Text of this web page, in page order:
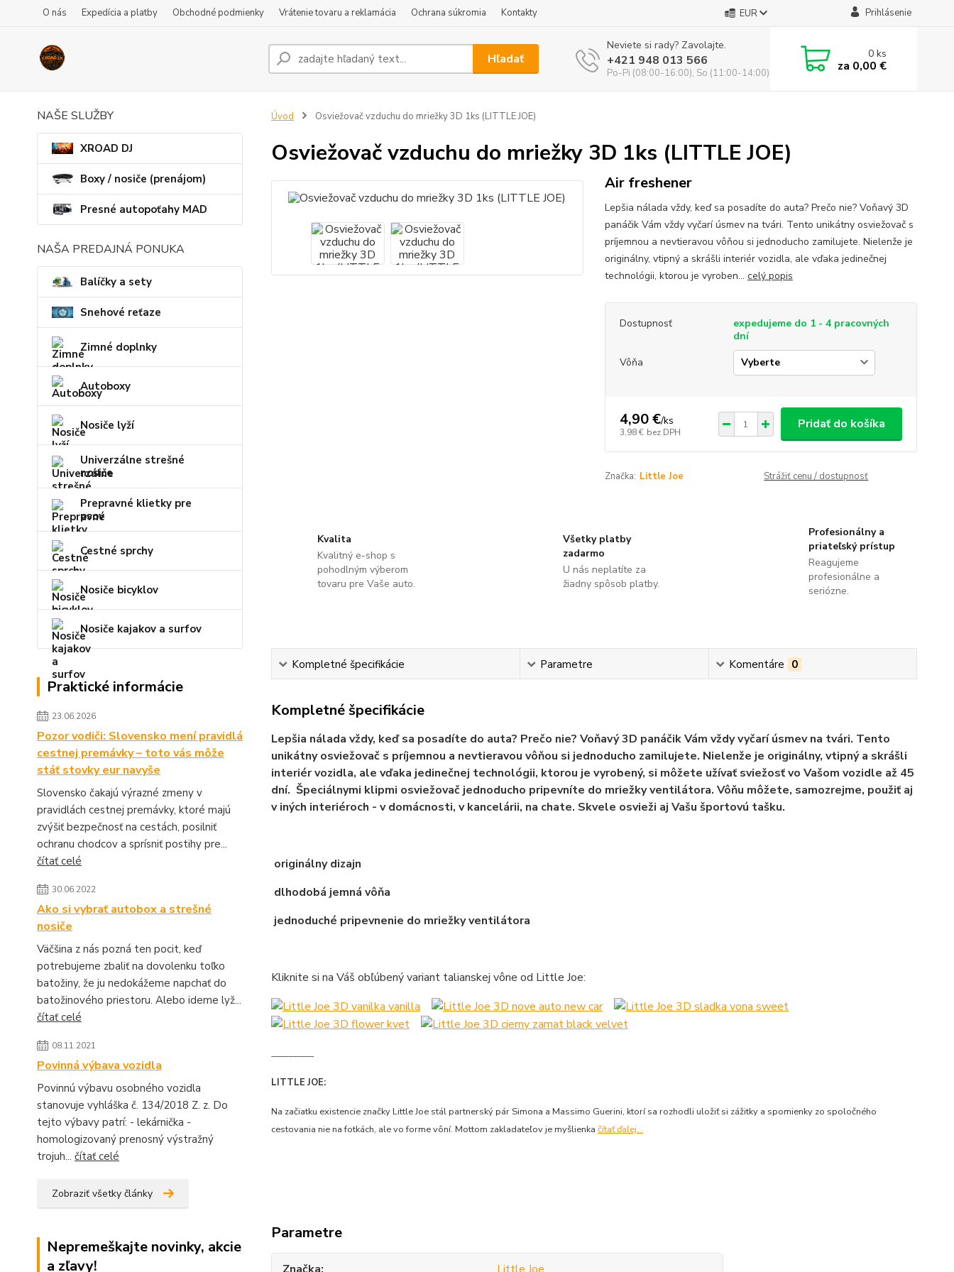
O nás Expedícia a platby Obchodné podmienky Vrátenie tovaru a reklamácia Ochrana súkromia Kontakty EUR Prihlásenie
Hľadať
Neviete si rady? Zavolajte.
+421 948 013 566
Po-Pi (08:00-16:00), So (11:00-14:00)
0ks
za 0,00 €
NAŠE SLUŽBY
XROAD DJ
Boxy / nosiče (prenájom)
Presné autopoťahy MAD
NAŠA PREDAJNÁ PONUKA
Balíčky a sety
Snehové reťaze
Zimné doplnky
Autoboxy
Nosiče lyží
Univerzálne strešné
nosiče
Prepravné klietky pre
psov
Cestné sprchy
Nosiče bicyklov
Nosiče kajakov a surfov
Praktické informácie
23.06.2026
Pozor vodiči: Slovensko mení pravidlá
cestnej premávky – toto vás môže
stáť stovky eur navyše
Slovensko čakajú výrazné zmeny v
pravidlách cestnej premávky, ktoré majú
zvýšiť bezpečnosť na cestách, posilniť
ochranu chodcov a sprísniť postihy pre...
čítať celé
30.06.2022
Ako si vybrať autobox a strešné
nosiče
Väčšina z nás pozná ten pocit, keď
potrebujeme zbaliť na dovolenku toľko
batožiny, že ju nedokážeme napchať do
batožinového priestoru. Alebo ideme lyž...
čítať celé
08.11.2021
Povinná výbava vozidla
Povinnú výbavu osobného vozidla
stanovuje vyhláška č. 134/2018 Z. z. Do
tejto výbavy patrí: - lekárnička -
homologizovaný prenosný výstražný
trojuh... čítať celé
Zobraziť všetky články
Nepremeškajte novinky, akcie
a zľavy!
Úvod Osviežovač vzduchu do mriežky 3D 1ks (LITTLE JOE)
Osviežovač vzduchu do mriežky 3D 1ks (LITTLE JOE)
Air freshener
Lepšia nálada vždy, keď sa posadíte do auta? Prečo nie? Voňavý 3D
panáčik Vám vždy vyčarí úsmev na tvári. Tento unikátny osviežovač s
príjemnou a nevtieravou vôňou si jednoducho zamilujete. Nielenže je
originálny, vtipný a skrášli interiér vozidla, ale vďaka jedinečnej
technológii, ktorou je vyroben... celý popis
Dostupnosť
expedujeme do 1 - 4 pracovných
dní
Vôňa
4,90 €/ks
3,98 € bez DPH
Pridať do košíka
Značka: Little Joe Strážiť cenu / dostupnosť
Kvalita
Kvalitný e-shop s
pohodlným výberom
tovaru pre Vaše auto.
Všetky platby
zadarmo
U nás neplatíte za
žiadny spôsob platby.
Profesionálny a
priateľský prístup
Reagujeme
profesionálne a
seriózne.
Kompletné špecifikácie Parametre Komentáre 0
Kompletné špecifikácie
Lepšia nálada vždy, keď sa posadíte do auta? Prečo nie? Voňavý 3D panáčik Vám vždy vyčarí úsmev na tvári. Tento
unikátny osviežovač s príjemnou a nevtieravou vôňou si jednoducho zamilujete. Nielenže je originálny, vtipný a skrášli
interiér vozidla, ale vďaka jedinečnej technológii, ktorou je vyrobený, si môžete užívať sviežosť vo Vašom vozidle až 45
dní. Špeciálnymi klipmi osviežovač jednoducho pripevníte do mriežky ventilátora. Vôňu môžete, samozrejme, použiť aj
v iných interiéroch - v domácnosti, v kancelárii, na chate. Skvele osvieži aj Vašu športovú tašku.
originálny dizajn
dlhodobá jemná vôňa
jednoduché pripevnenie do mriežky ventilátora
Kliknite si na Váš obľúbený variant talianskej vône od Little Joe:
__________
LITTLE JOE:
Na začiatku existencie značky Little Joe stál partnerský pár Simona a Massimo Guerini, ktorí sa rozhodli uložiť si zážitky a spomienky zo spoločného
cestovania nie na fotkách, ale vo forme vôní. Mottom zakladateľov je myšlienka čítať ďalej...
Parametre